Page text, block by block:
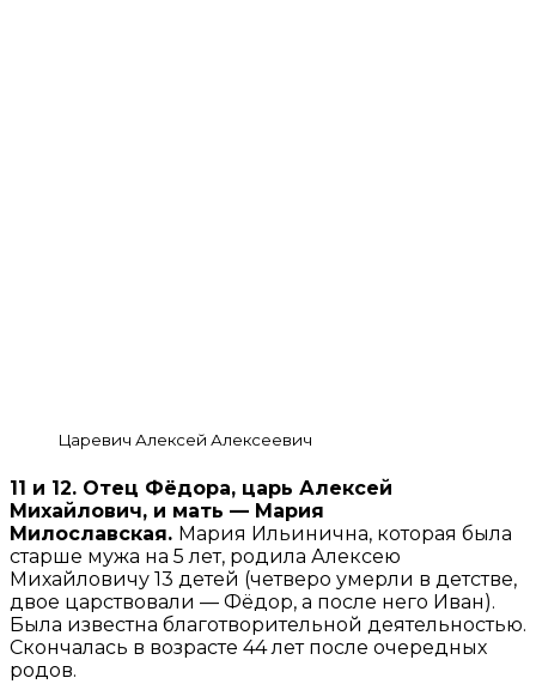
Царевич Алексей Алексеевич
11 и 12. Отец Фёдора, царь Алексей
Михайлович, и мать — Мария
Милославская. Мария Ильинична, которая была
старше мужа на 5 лет, родила Алексею
Михайловичу 13 детей (четверо умерли в детстве,
двое царствовали — Фёдор, а после него Иван).
Была известна благотворительной деятельностью.
Скончалась в возрасте 44 лет после очередных
родов.